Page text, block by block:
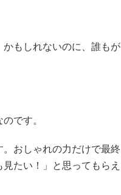
もしれないのに、誰もが
のです。
おしゃれの力だけで最終
たい！」と思ってもらえ